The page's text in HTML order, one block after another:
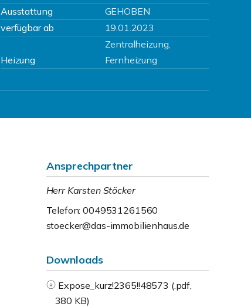
Ausstattung
GEHOBEN
verfügbar ab 19.01.2023
Heizung
Zentralheizung,
Fernheizung
Ansprechpartner
Herr Karsten Stöcker
Telefon: 0049531261560
stoecker@das-immobilienhaus.de
Downloads
Expose_kurz!2365!!48573 (.pdf,
380 KB)